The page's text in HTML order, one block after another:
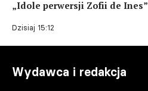
„Idole perwersji Zofii de Ines”
Dzisiaj 15:12
Wydawca i redakcja